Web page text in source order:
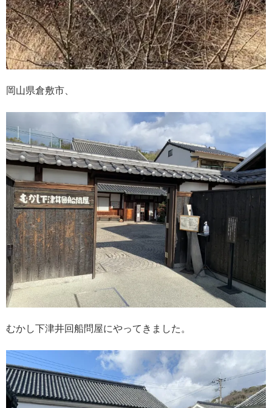
岡山県倉敷市、
むかし下津井回船問屋にやってきました。